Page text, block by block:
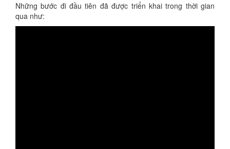
Những bước đi đầu tiên đã được triển khai trong thời gian
qua như: